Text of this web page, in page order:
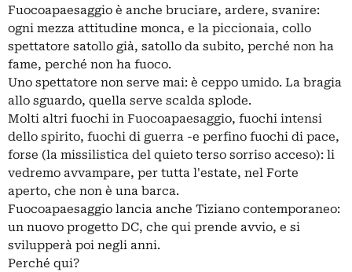
Fuocoapaesaggio è anche bruciare, ardere, svanire:
ogni mezza attitudine monca, e la piccionaia, collo
spettatore satollo già, satollo da subito, perché non ha
fame, perché non ha fuoco.
Uno spettatore non serve mai: è ceppo umido. La bragia
allo sguardo, quella serve scalda splode.
Molti altri fuochi in Fuocoapaesaggio, fuochi intensi
dello spirito, fuochi di guerra -e perfino fuochi di pace,
forse (la missilistica del quieto terso sorriso acceso): li
vedremo avvampare, per tutta l'estate, nel Forte
aperto, che non è una barca.
Fuocoapaesaggio lancia anche Tiziano contemporaneo:
un nuovo progetto DC, che qui prende avvio, e si
svilupperà poi negli anni.
Perché qui?